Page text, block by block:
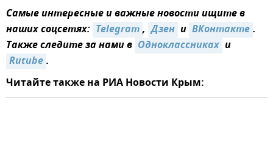
Самые интересные и важные новости ищите в
наших соцсетях: Telegram, Дзен и ВКонтакте.
Также следите за нами в Одноклассниках и
Rutube.
Читайте также на РИА Новости Крым: